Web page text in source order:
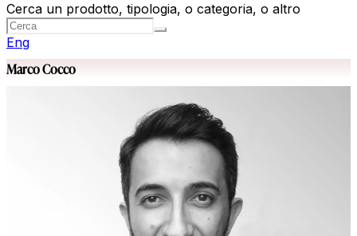
Cerca un prodotto, tipologia, o categoria, o altro
Eng
Marco Cocco